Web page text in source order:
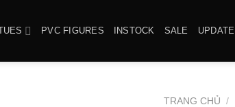
PVC FIGURES INSTOCK SALE UPDATE
TRANG CHỦ /